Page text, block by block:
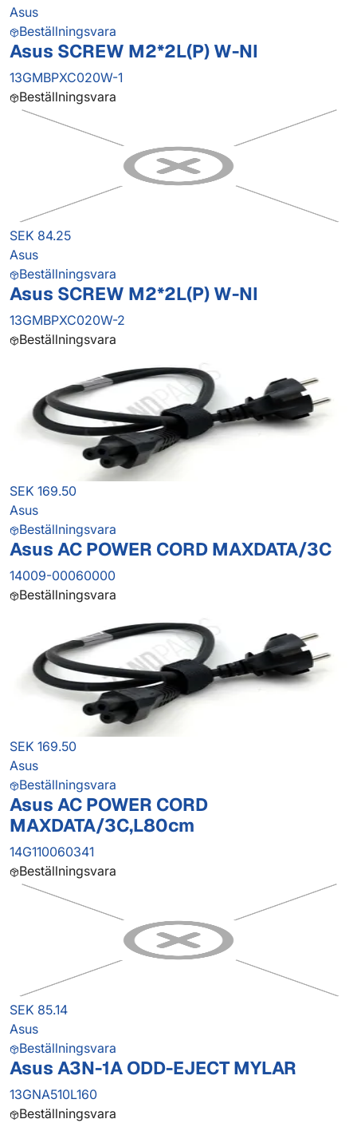
Asus
Beställningsvara
Asus SCREW M2*2L(P) W-NI
13GMBPXC020W-1
Beställningsvara
SEK 84.25
Asus
Beställningsvara
Asus SCREW M2*2L(P) W-NI
13GMBPXC020W-2
Beställningsvara
SEK 169.50
Asus
Beställningsvara
Asus AC POWER CORD MAXDATA/3C
14009-00060000
Beställningsvara
SEK 169.50
Asus
Beställningsvara
Asus AC POWER CORD
MAXDATA/3C,L80cm
14G110060341
Beställningsvara
SEK 85.14
Asus
Beställningsvara
Asus A3N-1A ODD-EJECT MYLAR
13GNA510L160
Beställningsvara